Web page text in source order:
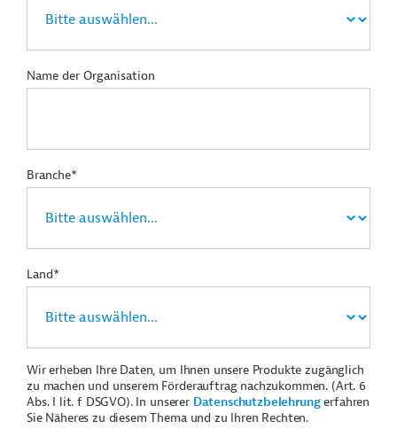
Name der Organisation
Branche*
Land*
Wir erheben Ihre Daten, um Ihnen unsere Produkte zugänglich
zu machen und unserem Förderauftrag nachzukommen. (Art. 6
Abs. I lit. f DSGVO). In unserer Datenschutzbelehrungerfahren
Sie Näheres zu diesem Thema und zu Ihren Rechten.